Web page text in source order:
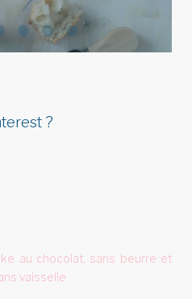
?
au chocolat, sans beurre et
vaisselle